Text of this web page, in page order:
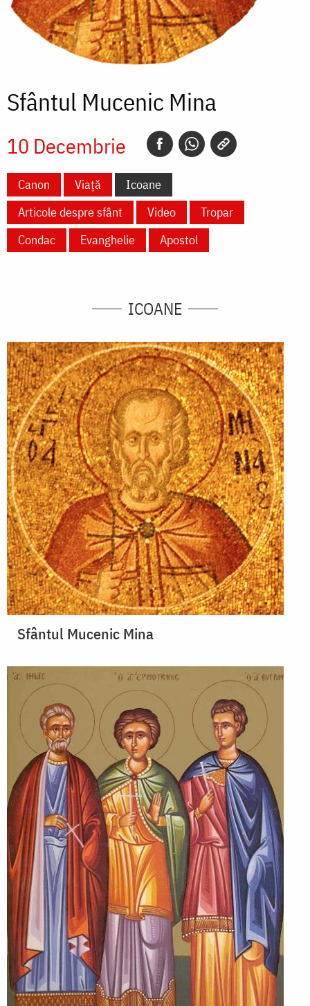
Sfântul Mucenic Mina
10 Decembrie
Canon Viață
Icoane
Articole despre sfânt
Video
Tropar
Condac
Evanghelie Apostol
ICOANE
Sfântul Mucenic Mina